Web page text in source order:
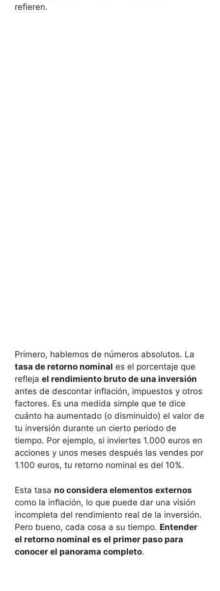
refieren.
Primero, hablemos ‌de números absolutos.⁤ La
tasa de retorno nominal es el porcentaje que​
refleja el rendimiento bruto de una‍ inversión
antes de descontar inflación, impuestos y otros
factores. ‍Es una ‍medida simple que te dice
cuánto⁣ ha aumentado (o ‌disminuido) el valor de
tu inversión‌ durante un cierto periodo de
tiempo. Por ejemplo, ‍si ​inviertes ⁣1.000 euros ⁢en
acciones⁤ y unos meses⁢ después las vendes por
1.100 euros, ⁤tu retorno nominal‍ es del ⁣10%.
Esta tasa​ no considera elementos externos
⁣como la inflación,⁣ lo que puede dar una ​visión
incompleta del rendimiento real de la ⁢inversión.
Pero bueno, ​cada cosa a‌ su tiempo. Entender
el retorno ‌nominal es​ el primer paso para
conocer​ el panorama completo.